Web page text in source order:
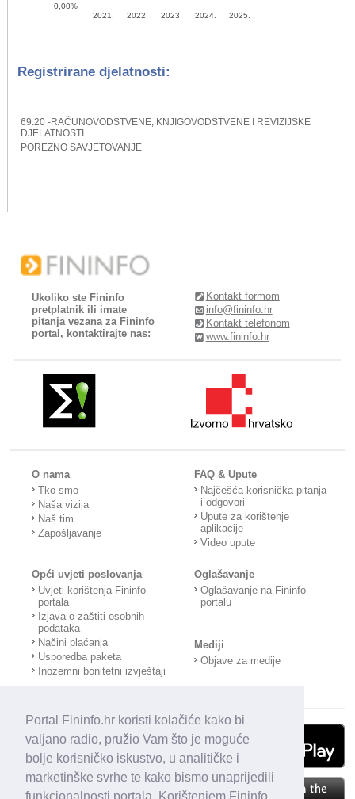
Portal Fininfo.hr koristi kolačiće kako bi
valjano radio, pružio Vam što je moguće
bolje korisničko iskustvo, u analitičke i
marketinške svrhe te kako bismo unaprijedili
2021. 2022. 2023. 2024. 2025.
0,00%
Registrirane djelatnosti:
69.20 -RAČUNOVODSTVENE, KNJIGOVODSTVENE I REVIZIJSKE
DJELATNOSTI
POREZNO SAVJETOVANJE
Ukoliko ste Fininfo
pretplatnik ili imate
pitanja vezana za Fininfo
portal, kontaktirajte nas:
Kontakt formom
info@fininfo.hr
Kontakt telefonom
www.fininfo.hr
O nama
Tko smo
Naša vizija
Naš tim
Zapošljavanje
FAQ & Upute
Najčešća korisnička pitanja
i odgovori
Upute za korištenje
aplikacije
Video upute
Opći uvjeti poslovanja
Uvjeti korištenja Fininfo
portala
Izjava o zaštiti osobnih
podataka
Načini plaćanja
Usporedba paketa
Inozemni bonitetni izvještaji
Oglašavanje
Oglašavanje na Fininfo
portalu
Mediji
Objave za medije